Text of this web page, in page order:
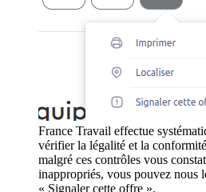
France Travail effectue
vérifier la légalité et la
malgré ces contrôles vous
inappropriés, vous pouvez nous
« Signaler cette offre ».